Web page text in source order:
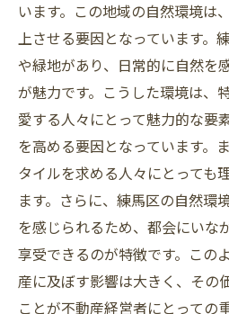
います。この地域の自然環境は
上させる要因となっています。
や緑地があり、日常的に自然を
が魅力です。こうした環境は、
愛する人々にとって魅力的な要
を高める要因となっています。
タイルを求める人々にとっても
ます。さらに、練馬区の自然環
を感じられるため、都会にいな
享受できるのが特徴です。この
産に及ぼす影響は大きく、その
ことが不動産経営者にとっての